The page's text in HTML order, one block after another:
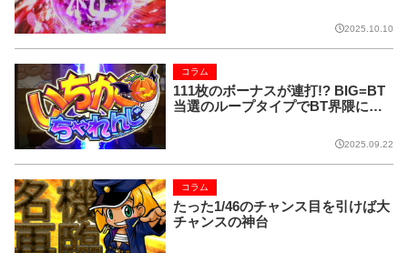
2025.10.10
111枚のボーナスが連打!? BIG=BT
当選のループタイプでBT界隈にマ
コラム
2025.09.22
たった1/46のチャンス目を引けば大
チャンスの神台
コラム